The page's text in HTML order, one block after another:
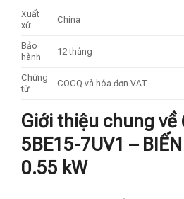
Xuất
xứ
China
Bảo
hành
12 tháng
Chứng
từ
COCQ và hóa đơn VAT
Giới thiệu chung về
5BE15-7UV1 –
0.55 kW